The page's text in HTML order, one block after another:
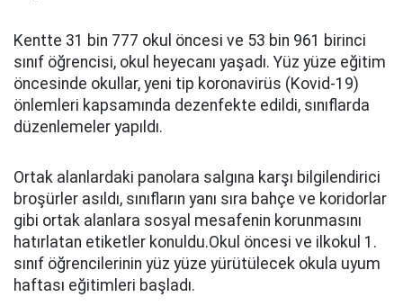
Kentte 31 bin 777 okul öncesi ve 53 bin 961 birinci
sınıf öğrencisi, okul heyecanı yaşadı. Yüz yüze eğitim
öncesinde okullar, yeni tip koronavirüs (Kovid-19)
önlemleri kapsamında dezenfekte edildi, sınıflarda
düzenlemeler yapıldı.
Ortak alanlardaki panolara salgına karşı bilgilendirici
broşürler asıldı, sınıfların yanı sıra bahçe ve koridorlar
gibi ortak alanlara sosyal mesafenin korunmasını
hatırlatan etiketler konuldu.Okul öncesi ve ilkokul 1.
sınıf öğrencilerinin yüz yüze yürütülecek okula uyum
haftası eğitimleri başladı.